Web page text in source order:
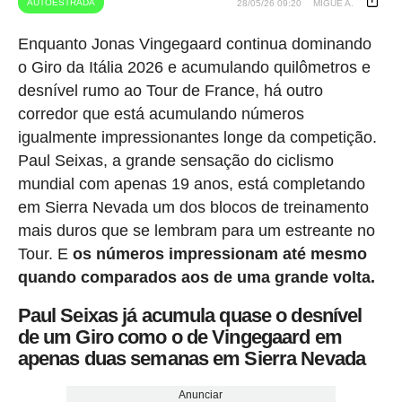
AUTOESTRADA 28/05/26 09:20 MIGUE A.
Enquanto Jonas Vingegaard continua dominando
o Giro da Itália 2026 e acumulando quilômetros e
desnível rumo ao Tour de France, há outro
corredor que está acumulando números
igualmente impressionantes longe da competição.
Paul Seixas, a grande sensação do ciclismo
mundial com apenas 19 anos, está completando
em Sierra Nevada um dos blocos de treinamento
mais duros que se lembram para um estreante no
Tour. E os números impressionam até mesmo
quando comparados aos de uma grande volta.
Paul Seixas já acumula quase o desnível
de um Giro como o de Vingegaard em
apenas duas semanas em Sierra Nevada
Anunciar